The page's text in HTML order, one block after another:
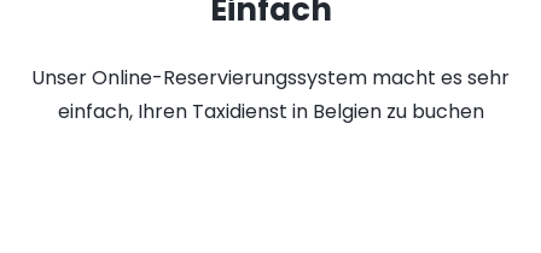
Einfach
Unser Online-Reservierungssystem macht es sehr
einfach, Ihren Taxidienst in Belgien zu buchen